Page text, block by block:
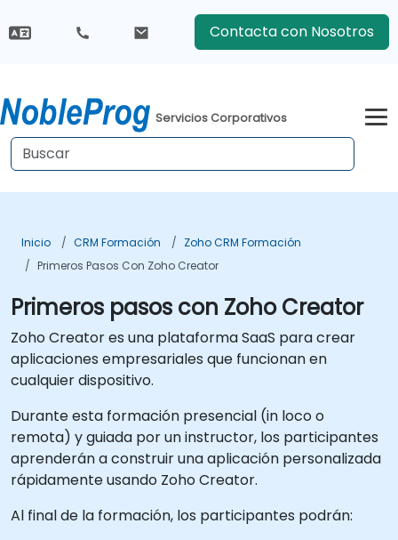
Contacta con Nosotros
Servicios Corporativos
Inicio CRM Formación
Zoho CRM Formación
Primeros Pasos Con Zoho Creator
Primeros pasos con Zoho Creator
Zoho Creator es una plataforma SaaS para crear
aplicaciones empresariales que funcionan en
cualquier dispositivo.
Durante esta formación presencial (in loco o
remota) y guiada por un instructor, los participantes
aprenderán a construir una aplicación personalizada
rápidamente usando Zoho Creator.
Al final de la formación, los participantes podrán: